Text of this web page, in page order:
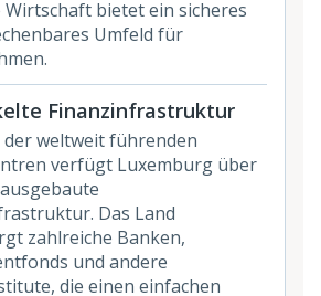
bietet ein sicheres
Umfeld für
Finanzinfrastruktur
der weltweit führenden
verfügt Luxemburg über
Das Land
zahlreiche Banken,
und andere
die einen einfachen